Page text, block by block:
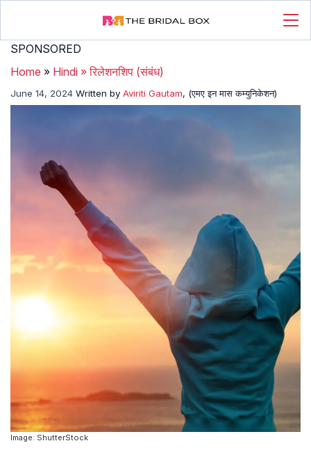
SPONSORED
Home » Hindi »रिलेशनशिप (संबंध)
June 14, 2024 Written by Aviriti Gautam, (एमए इन मास कम्युनिकेशन)
Image: ShutterStock